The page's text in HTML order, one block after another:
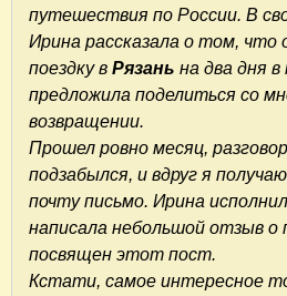
путешествия по России. В
Ирина рассказала о том, что
поездку в Рязань на два дня
предложила поделиться со
возвращении.
Прошел ровно месяц,
подзабылся, и вдруг я
почту письмо. Ирина
написала небольшой отзыв о
посвящен этот пост.
Кстати, самое интересное